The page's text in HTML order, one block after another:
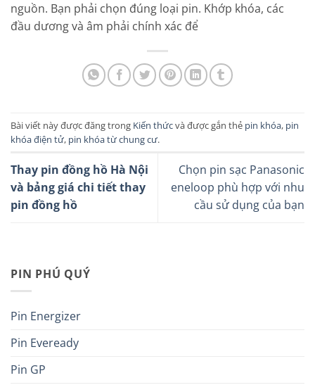
PIN PHÚ QUÝ
Pin Energizer
Pin Eveready
Pin GP
nguồn. Bạn phải chọn đúng loại pin. Khớp khóa, các
đầu dương và âm phải chính xác để
Bài viết này được đăng trong Kiến thứcvà được gắn thẻ pin khóa, pin
khóa điện tử, pin khóa từ chung cư.
Thay pin đồng hồ Hà Nội
và bảng giá chi tiết thay
pin đồng hồ
Chọn pin sạc Panasonic
eneloop phù hợp với nhu
cầu sử dụng của bạn